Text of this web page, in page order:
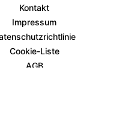
Kontakt
Impressum
Cookie-Liste
AGB